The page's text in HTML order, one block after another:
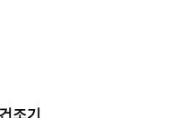
조기